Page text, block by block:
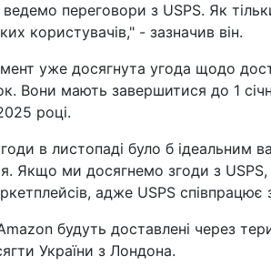
переговори з USPS. Як
користувачів," - зазначив він.
уже досягнута угода щодо
Вони мають завершитися до 1
році.
в листопаді було б ідеальним
Якщо ми досягнемо згоди з
адже USPS співпрацює
будуть доставлені через
України з Лондона.